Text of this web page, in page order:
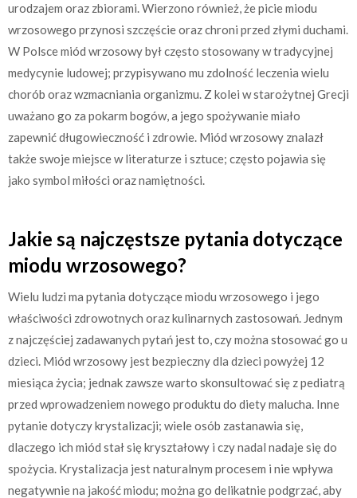
urodzajem oraz zbiorami. Wierzono również, że picie miodu
wrzosowego przynosi szczęście oraz chroni przed złymi duchami.
W Polsce miód wrzosowy był często stosowany w tradycyjnej
medycynie ludowej; przypisywano mu zdolność leczenia wielu
chorób oraz wzmacniania organizmu. Z kolei w starożytnej Grecji
uważano go za pokarm bogów, a jego spożywanie miało
zapewnić długowieczność i zdrowie. Miód wrzosowy znalazł
także swoje miejsce w literaturze i sztuce; często pojawia się
jako symbol miłości oraz namiętności.
Jakie są najczęstsze pytania dotyczące
miodu wrzosowego?
Wielu ludzi ma pytania dotyczące miodu wrzosowego i jego
właściwości zdrowotnych oraz kulinarnych zastosowań. Jednym
z najczęściej zadawanych pytań jest to, czy można stosować go u
dzieci. Miód wrzosowy jest bezpieczny dla dzieci powyżej 12
miesiąca życia; jednak zawsze warto skonsultować się z pediatrą
przed wprowadzeniem nowego produktu do diety malucha. Inne
pytanie dotyczy krystalizacji; wiele osób zastanawia się,
dlaczego ich miód stał się kryształowy i czy nadal nadaje się do
spożycia. Krystalizacja jest naturalnym procesem i nie wpływa
negatywnie na jakość miodu; można go delikatnie podgrzać, aby